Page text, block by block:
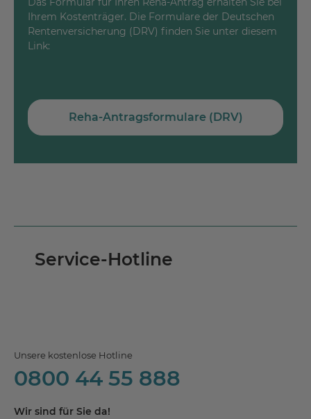
Ihrem Kostenträger. Die Formulare der Deutschen
Rentenversicherung (DRV) finden Sie unter diesem
Link:
Reha-Antragsformulare (DRV)
Service-Hotline
Unsere kostenlose Hotline
0800 44 55 888
Wir sind für Sie da!